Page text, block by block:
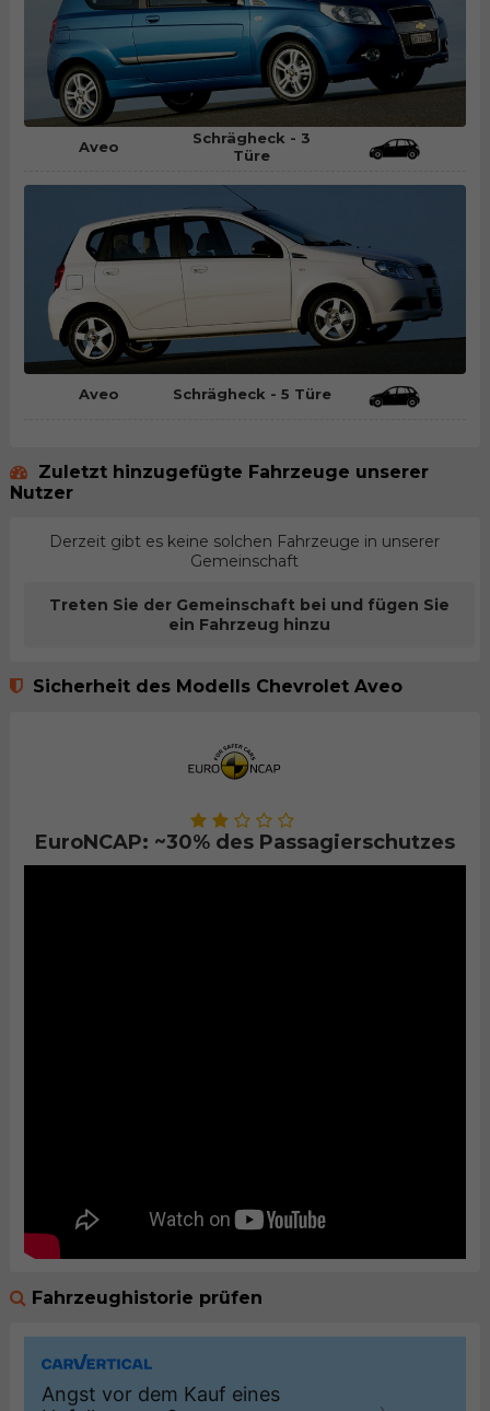
Aveo
Schrägheck - 3
Türe
Aveo Schrägheck - 5 Türe
Zuletzt hinzugefügte Fahrzeuge unserer
Nutzer
Derzeit gibt es keine solchen Fahrzeuge in unserer
Gemeinschaft
Treten Sie der Gemeinschaft bei und fügen Sie
ein Fahrzeug hinzu
Sicherheit des Modells Chevrolet Aveo
EuroNCAP: ~30% des Passagierschutzes
Fahrzeughistorie prüfen